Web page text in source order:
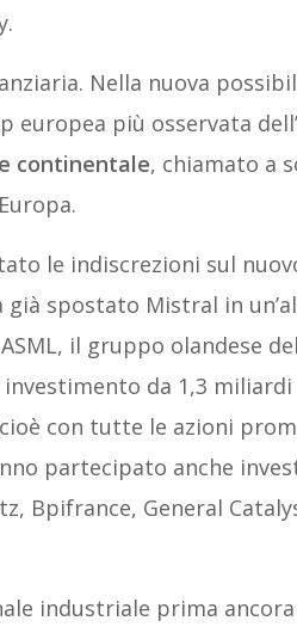
Nella nuova
europea più osservata
continentale, chiamato a
le indiscrezioni sul
già spostato Mistral in
il gruppo olandese
da 1,3
con tutte le azioni
partecipato anche
Bpifrance, General
industriale prima